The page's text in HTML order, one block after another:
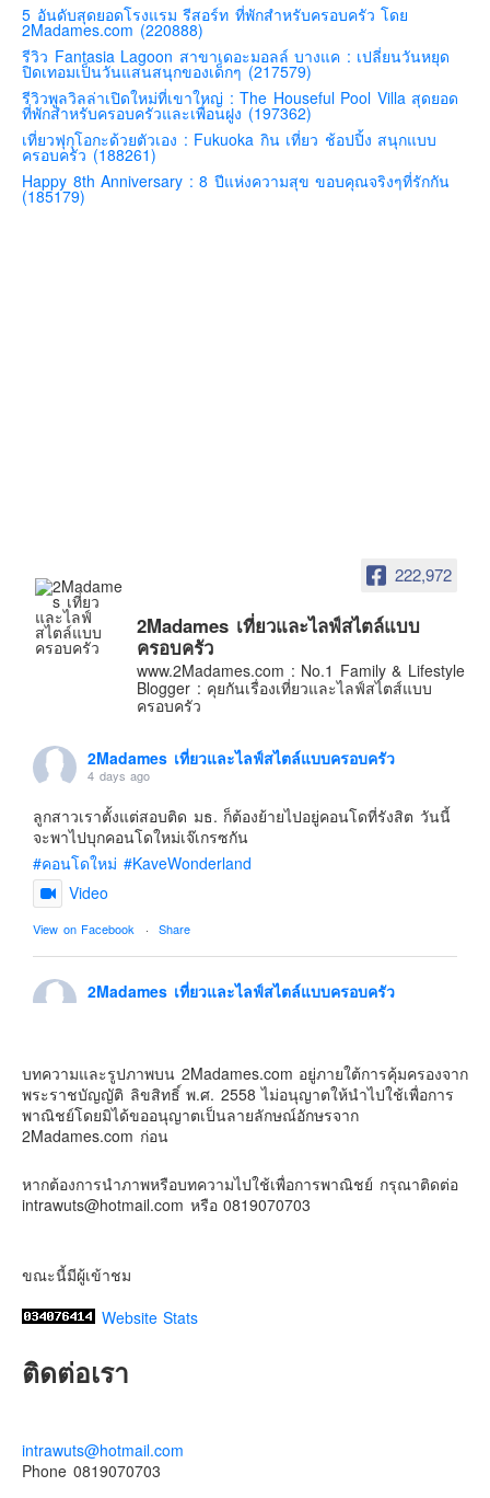
ญี่ปุ่น
คันโต-โตเกียวและรอบๆ
คันไซ-โอซาก้า เกียวโต
คิวชู – ฟุกุโอกะ ซางะ เปปปุ ยุฟุอิน นางาซากิ
ฟูจิ
ฮอกไกโด
ฮ่องกง
ไต้หวัน
อเมริกา
บทความครอบครัว
Beauty Review
รีวิวสายการบิน
Products & Applications
About Us
5 อันดับสุดยอดโรงแรม รีสอร์ท ที่พักสำหรับครอบครัว โดย
2Madames.com (220888)
รีวิว Fantasia Lagoon สาขาเดอะมอลล์ บางแค : เปลี่ยนวันหยุด
ปิดเทอมเป็นวันแสนสนุกของเด็กๆ (217579)
รีวิวพูลวิลล่าเปิดใหม่ที่เขาใหญ่ : The Houseful Pool Villa สุดยอด
ที่พักสำหรับครอบครัวและเพื่อนฝูง (197362)
เที่ยวฟุกุโอกะด้วยตัวเอง : Fukuoka กิน เที่ยว ช้อปปิ้ง สนุกแบบ
ครอบครัว (188261)
Happy 8th Anniversary : 8 ปีแห่งความสุข ขอบคุณจริงๆที่รักกัน
(185179)
222,972
2Madames เที่ยวและไลฟ์สไตล์แบบ
ครอบครัว
www.2Madames.com : No.1 Family & Lifestyle
Blogger : คุยกันเรื่องเที่ยวและไลฟ์สไตส์แบบ
ครอบครัว
2Madames เที่ยวและไลฟ์สไตล์แบบครอบครัว
4 days ago
ลูกสาวเราตั้งแต่สอบติด มธ. ก็ต้องย้ายไปอยู่คอนโดที่รังสิต วันนี้
จะพาไปบุกคอนโดใหม่เจ๊เกรซกัน
#คอนโดใหม่ #KaveWonderland
Video
View on Facebook · Share
2Madames เที่ยวและไลฟ์สไตล์แบบครอบครัว
ปล. ขอบคุณเสื้อทีมน่ารักๆจากBabyLovett เสื้อผ้าเด็ก
#รักใครให้พาไปดิสนีย์แลนด์ #hongkongdisneyland
#discoverhongkong #hongkongsummerfu
Photo
View on Facebook
บทความและรูปภาพบน 2Madames.com อยู่ภายใต้การคุ้มครองจาก
พระราชบัญญัติ ลิขสิทธิ์ พ.ศ. 2558 ไม่อนุญาตให้นำไปใช้เพื่อการ
พาณิชย์โดยมิได้ขออนุญาตเป็นลายลักษณ์อักษรจาก
2Madames.com ก่อน
หากต้องการนำภาพหรือบทความไปใช้เพื่อการพาณิชย์ กรุณาติดต่อ
intrawuts@hotmail.com หรือ 0819070703
ขณะนี้มีผู้เข้าชม
Website Stats
ติดต่อเรา
intrawuts@hotmail.com
Phone 0819070703